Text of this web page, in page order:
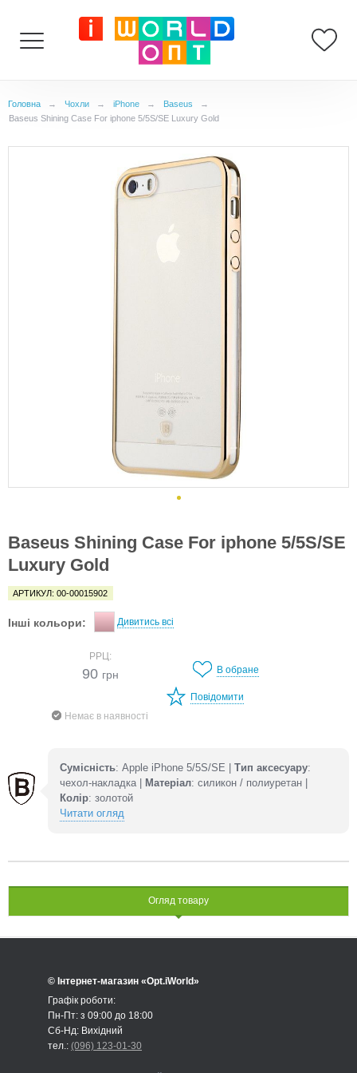
Головна → Чохли → iPhone → Baseus
→
Baseus Shining Case For iphone 5/5S/SE Luxury Gold
Baseus Shining Case For iphone 5/5S/SE
Luxury Gold
АРТИКУЛ: 00-00015902
Інші кольори: Дивитись всі
РРЦ:
90 грн
Немає в наявності
В обране
Повідомити
Сумісність: Apple iPhone 5/5S/SE | Тип аксесуару:
чехол-накладка |
Матеріал: силикон / полиуретан |
Колір: золотой
Читати огляд
Огляд товару
© Інтернет-магазин «Opt.iWorld»
Графік роботи:
Пн-Пт: з 09:00 до 18:00
Сб-Нд: Вихідний
тел.: (096) 123-01-30